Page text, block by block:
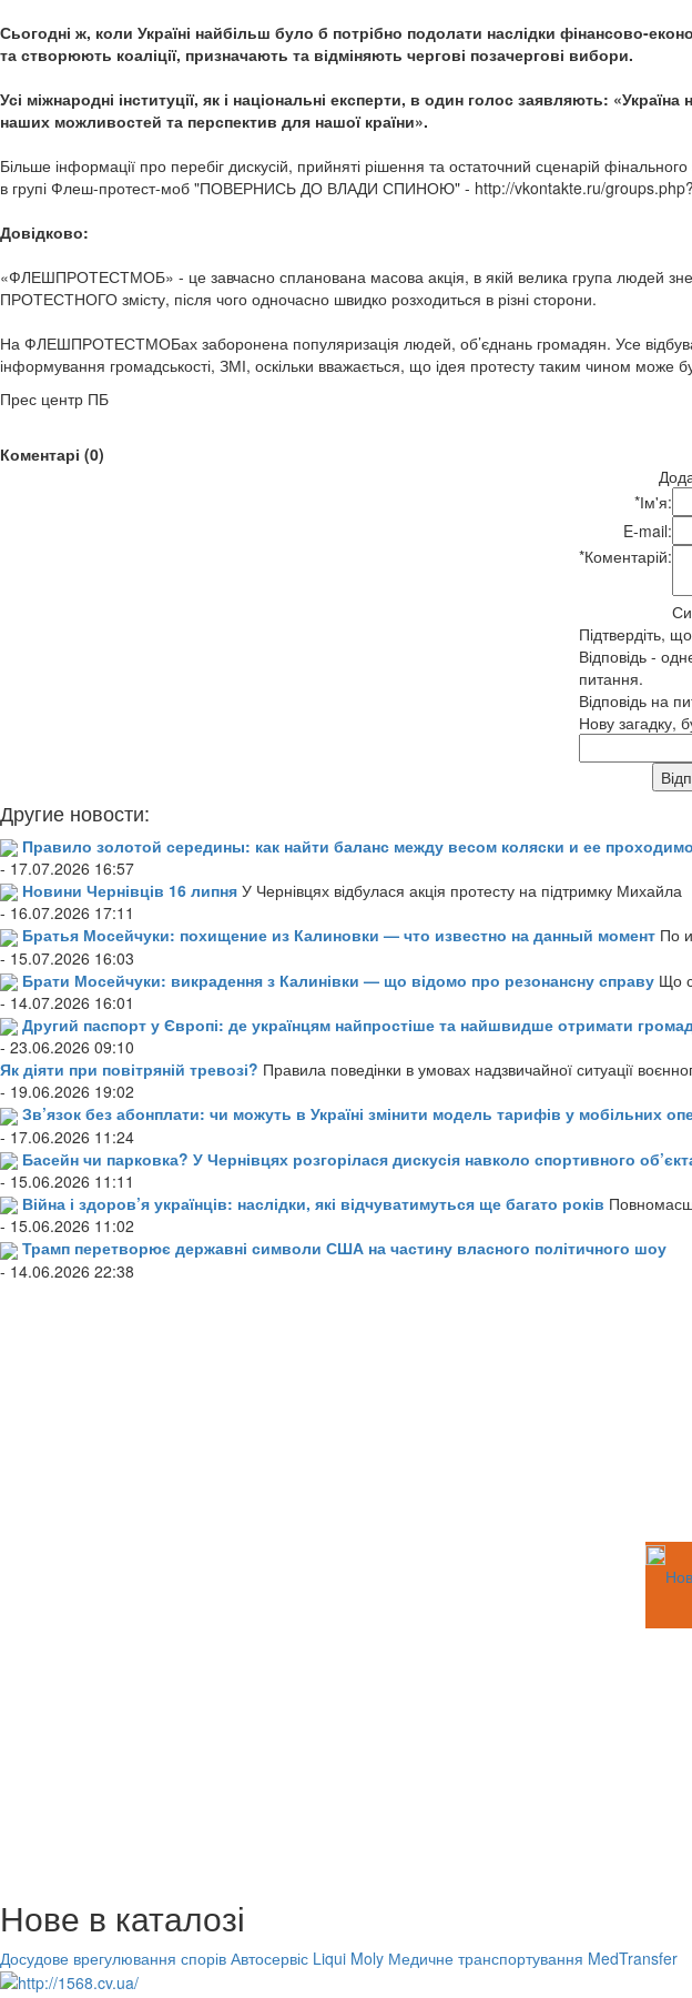
Сьогодні ж, коли Україні найбільш було б потрібно подолати наслідки фінансово-
та створюють коаліції, призначають та відміняють чергові позачергові вибори.
Усі міжнародні інституції, як і національні експерти, в один голос заявляють:
наших можливостей та перспектив для нашої країни».
Більше інформації про перебіг дискусій, прийняті рішення та остаточний сценарій
в групі Флеш-протест-моб "ПОВЕРНИСЬ ДО ВЛАДИ СПИНОЮ" - http://vkontakte.ru/
Довідково:
«ФЛЕШПРОТЕСТМОБ» - це завчасно спланована масова акція, в якій велика група людей
ПРОТЕСТНОГО змісту, після чого одночасно швидко розходиться в різні сторони.
На ФЛЕШПРОТЕСТМОБах заборонена популяризація людей, об’єднань громадян. Усе
інформування громадськості, ЗМІ, оскільки вважається, що ідея протесту таким чином може
Прес центр ПБ
Коментарі (0)
*Ім'я:
E-mail:
*Коментарій:
Підтвердіть,
Відповідь -
питання.
Відповідь на
Нову загадку,
Другие новости:
Правило золотой середины: как найти баланс между весом коляски и ее
- 17.07.2026 16:57
Новини Чернівців 16 липня У Чернівцях відбулася акція протесту на підтримку Михайла
- 16.07.2026 17:11
Братья Мосейчуки: похищение из Калиновки — что известно на данный момент По
- 15.07.2026 16:03
Брати Мосейчуки: викрадення з Калинівки — що відомо про резонансну справу Що
- 14.07.2026 16:01
Другий паспорт у Європі: де українцям найпростіше та найшвидше отримати
- 23.06.2026 09:10
Як діяти при повітряній тревозі? Правила поведінки в умовах надзвичайної ситуації
- 19.06.2026 19:02
Зв’язок без абонплати: чи можуть в Україні змінити модель тарифів у мобільних
- 17.06.2026 11:24
Басейн чи парковка? У Чернівцях розгорілася дискусія навколо спортивного
- 15.06.2026 11:11
Війна і здоров’я українців: наслідки, які відчуватимуться ще багато років
- 15.06.2026 11:02
Трамп перетворює державні символи США на частину власного політичного шоу
- 14.06.2026 22:38
Нове в каталозі
Досудове врегулювання спорів Автосервіс Liqui Moly Медичне транспортування MedTransfer